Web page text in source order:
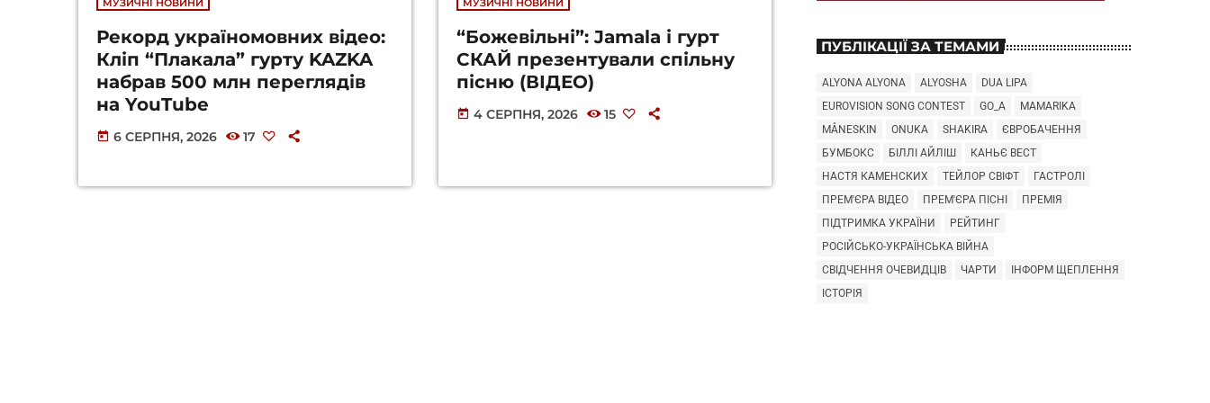
Рекорд україномовних відео:
Кліп “Плакала” гурту KAZKA
набрав 500 млн переглядів
на YouTube
today 6 СЕРПНЯ, 2026 17
“Божевільні”: Jamala і гурт
СКАЙ презентували спільну
пісню (ВІДЕО)
today 4 СЕРПНЯ, 2026 15
ПУБЛІКАЦІЇ ЗА ТЕМАМИ
ALYONA ALYONA ALYOSHA
DUA LIPA
EUROVISION SONG CONTEST
GO_A
MAMARIKA
MÅNESKIN
ONUKA SHAKIRA
ЄВРОБАЧЕННЯ
БУМБОКС
БІЛЛІ АЙЛІШ
КАНЬЄ ВЕСТ
НАСТЯ КАМЕНСКИХ
ТЕЙЛОР СВІФТ
ГАСТРОЛІ
ПРЕМ'ЄРА ВІДЕО
ПРЕМ'ЄРА ПІСНІ
ПРЕМІЯ
ПІДТРИМКА УКРАЇНИ
РЕЙТИНГ
РОСІЙСЬКО-УКРАЇНСЬКА ВІЙНА
СВІДЧЕННЯ ОЧЕВИДЦІВ
ЧАРТИ
ІНФОРМ ЩЕПЛЕННЯ
ІСТОРІЯ